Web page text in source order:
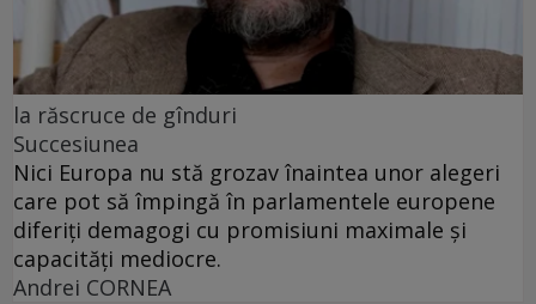
la răscruce de gînduri
Succesiunea
Nici Europa nu stă grozav înaintea unor alegeri
care pot să împingă în parlamentele europene
diferiți demagogi cu promisiuni maximale și
capacități mediocre.
Andrei CORNEA